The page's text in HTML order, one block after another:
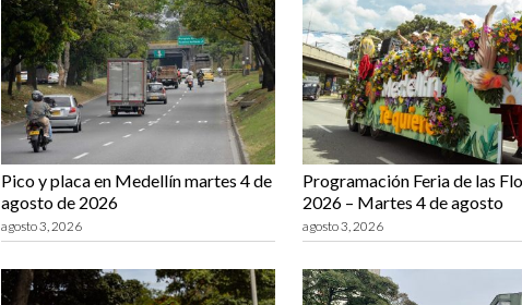
Pico y placa en Medellín martes 4 de
agosto de 2026
agosto 3, 2026
Programación Feria de las
2026 – Martes 4 de agosto
agosto 3, 2026